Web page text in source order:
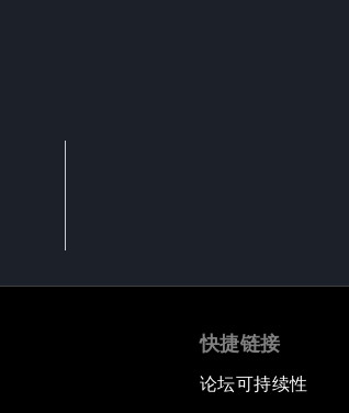
快捷链接
论坛可持续性